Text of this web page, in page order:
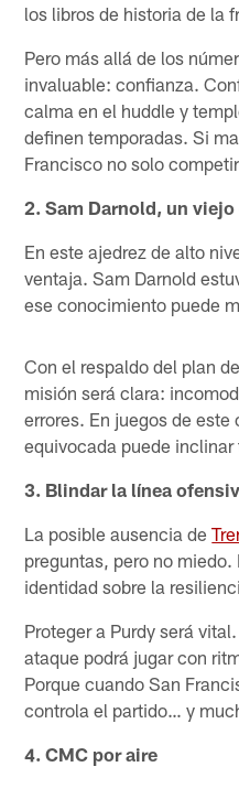
los libros de historia de la
Pero más allá de los
invaluable: confianza.
calma en el huddle y
definen temporadas. Si
Francisco no solo
2. Sam Darnold, un
En este ajedrez de alto
ventaja. Sam Darnold
ese conocimiento puede
Con el respaldo del plan
misión será clara:
errores. En juegos de
equivocada puede inclinar
3. Blindar la línea
La posible ausencia de
preguntas, pero no
identidad sobre la
Proteger a Purdy será
ataque podrá jugar con
Porque cuando San
controla el partido… y
4. CMC por aire